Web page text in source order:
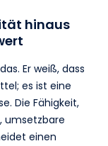
hinaus
Er weiß, dass
es ist eine
Die Fähigkeit,
umsetzbare
einen